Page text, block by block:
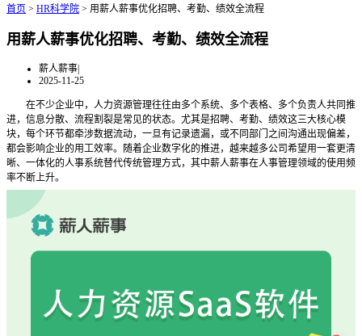
首页 > HR科学院 > 用薪人薪事优化招聘、考勤、绩效全流程
用薪人薪事优化招聘、考勤、绩效全流程
薪人薪事|
2025-11-25
在不少企业中，人力资源管理往往由多个系统、多个表格、多个负责人共同推
进，信息分散、流程割裂是常见的状态。尤其是招聘、考勤、绩效这三大核心模
块，每个环节都牵涉数据流动，一旦有记录遗漏，或不同部门之间沟通出现偏差，
都会影响企业的用工效率。随着企业数字化的推进，越来越多公司希望用一套更清
晰、一体化的人事系统替代传统管理方式，其中薪人薪事在人事管理领域的使用频
率不断上升。